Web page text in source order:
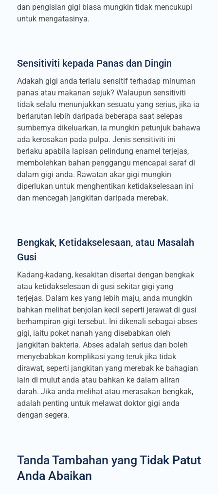
dan pengisian gigi biasa mungkin tidak mencukupi
untuk mengatasinya.
Sensitiviti kepada Panas dan Dingin
Adakah gigi anda terlalu sensitif terhadap minuman
panas atau makanan sejuk? Walaupun sensitiviti
tidak selalu menunjukkan sesuatu yang serius, jika ia
berlarutan lebih daripada beberapa saat selepas
sumbernya dikeluarkan, ia mungkin petunjuk bahawa
ada kerosakan pada pulpa. Jenis sensitiviti ini
berlaku apabila lapisan pelindung enamel terjejas,
membolehkan bahan penggangu mencapai saraf di
dalam gigi anda. Rawatan akar gigi mungkin
diperlukan untuk menghentikan ketidakselesaan ini
dan mencegah jangkitan daripada merebak.
Bengkak, Ketidakselesaan, atau Masalah
Gusi
Kadang-kadang, kesakitan disertai dengan bengkak
atau ketidakselesaan di gusi sekitar gigi yang
terjejas. Dalam kes yang lebih maju, anda mungkin
bahkan melihat benjolan kecil seperti jerawat di gusi
berhampiran gigi tersebut. Ini dikenali sebagai abses
gigi, iaitu poket nanah yang disebabkan oleh
jangkitan bakteria. Abses adalah serius dan boleh
menyebabkan komplikasi yang teruk jika tidak
dirawat, seperti jangkitan yang merebak ke bahagian
lain di mulut anda atau bahkan ke dalam aliran
darah. Jika anda melihat atau merasakan bengkak,
adalah penting untuk melawat doktor gigi anda
dengan segera.
Tanda Tambahan yang Tidak Patut
Anda Abaikan